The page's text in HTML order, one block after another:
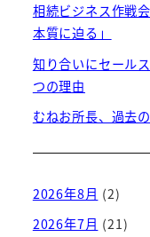
相続ビジネス作戦
本質に迫る」
知り合いにセール
つの理由
むねお所長、過去
2026年8月 (2)
2026年7月 (21)